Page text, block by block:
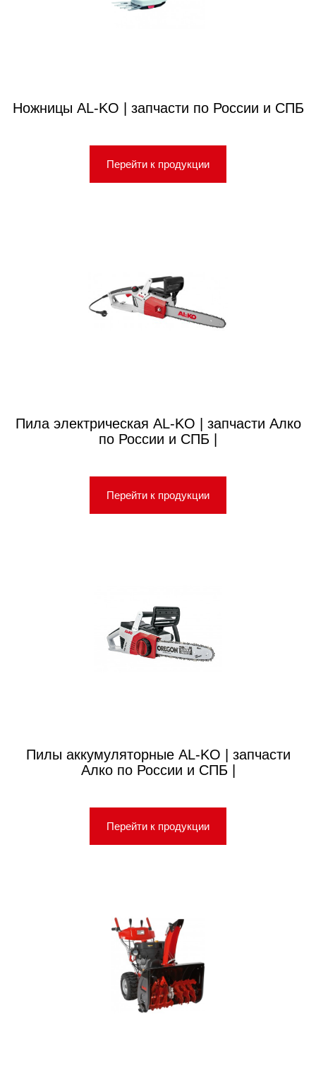
Ножницы AL-KO | запчасти по России и СПБ
Перейти к продукции
Пила электрическая AL-KO | запчасти Алко
по России и СПБ |
Перейти к продукции
Пилы аккумуляторные AL-KO | запчасти
Алко по России и СПБ |
Перейти к продукции